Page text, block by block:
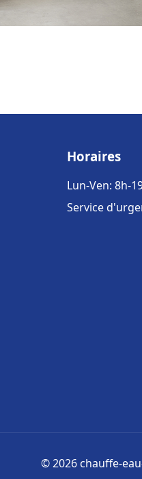
Horaires
Lun-Ven: 8h-
Service
© 2026 chauffe-